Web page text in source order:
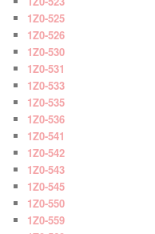
1Z0-525
1Z0-526
1Z0-530
1Z0-531
1Z0-533
1Z0-535
1Z0-536
1Z0-541
1Z0-542
1Z0-543
1Z0-545
1Z0-550
1Z0-559